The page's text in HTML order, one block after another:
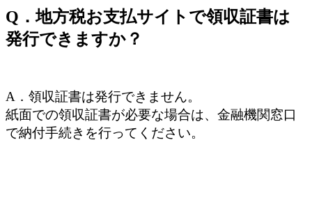
Q．地方税お支払サイトで領収証書は
発行できますか？
A．領収証書は発行できません。
紙面での領収証書が必要な場合は、金融機関窓口
で納付手続きを行ってください。